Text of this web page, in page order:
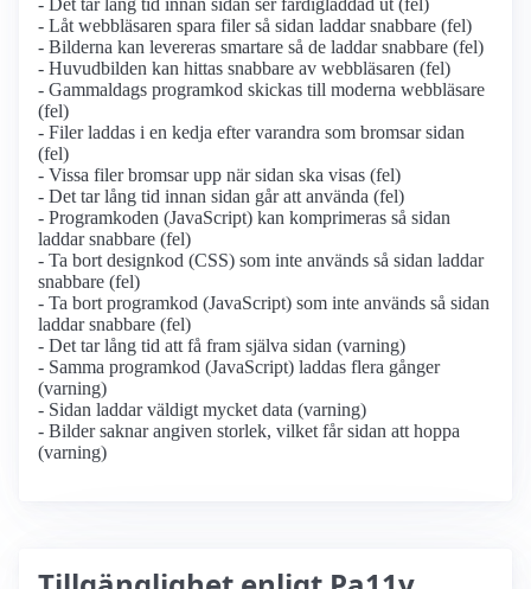
- Det tar lång tid innan sidan ser färdigladdad ut (fel)
- Låt webbläsaren spara filer så sidan laddar snabbare (fel)
- Bilderna kan levereras smartare så de laddar snabbare (fel)
- Huvudbilden kan hittas snabbare av webbläsaren (fel)
- Gammaldags programkod skickas till moderna webbläsare
(fel)
- Filer laddas i en kedja efter varandra som bromsar sidan
(fel)
- Vissa filer bromsar upp när sidan ska visas (fel)
- Det tar lång tid innan sidan går att använda (fel)
- Programkoden (JavaScript) kan komprimeras så sidan
laddar snabbare (fel)
- Ta bort designkod (CSS) som inte används så sidan laddar
snabbare (fel)
- Ta bort programkod (JavaScript) som inte används så sidan
laddar snabbare (fel)
- Det tar lång tid att få fram själva sidan (varning)
- Samma programkod (JavaScript) laddas flera gånger
(varning)
- Sidan laddar väldigt mycket data (varning)
- Bilder saknar angiven storlek, vilket får sidan att hoppa
(varning)